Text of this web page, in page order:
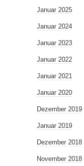
Januar 2025
Januar 2024
Januar 2023
Januar 2022
Januar 2021
Januar 2020
Dezember 2019
Januar 2019
Dezember 2018
November 2018